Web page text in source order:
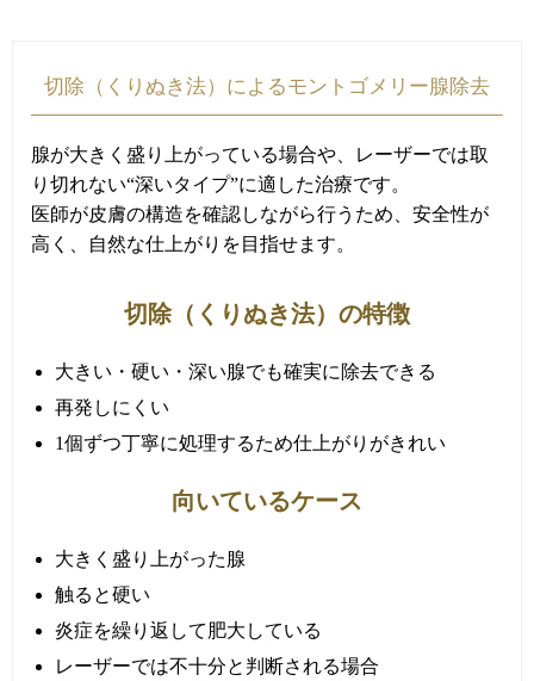
切除（くりぬき法）によるモントゴメリー腺除去
腺が大きく盛り上がっている場合や、レーザーでは取
り切れない“深いタイプ”に適した治療です。
医師が皮膚の構造を確認しながら行うため、安全性が
高く、自然な仕上がりを目指せます。
切除（くりぬき法）の特徴
大きい・硬い・深い腺でも確実に除去できる
再発しにくい
1個ずつ丁寧に処理するため仕上がりがきれい
向いているケース
大きく盛り上がった腺
触ると硬い
炎症を繰り返して肥大している
レーザーでは不十分と判断される場合